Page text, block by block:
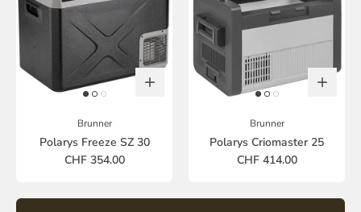
Brunner
Polarys Freeze SZ 30
CHF 354.00
Brunner
Polarys Criomaster 25
CHF 414.00